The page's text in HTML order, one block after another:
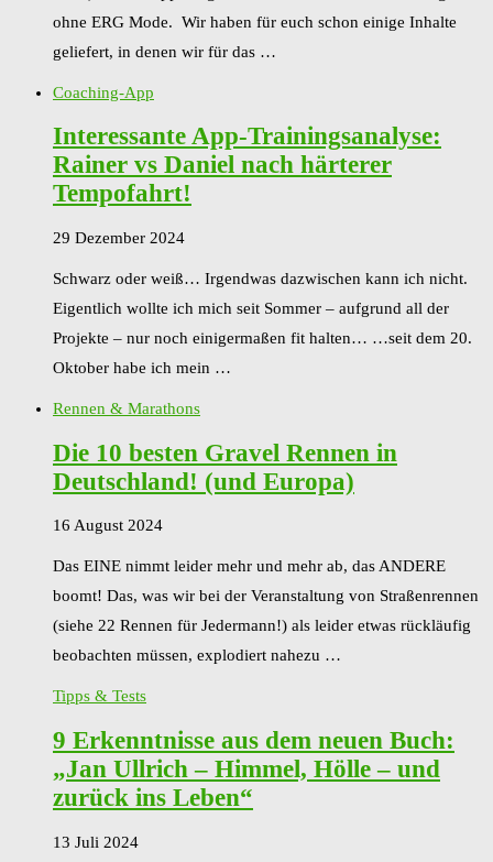
ohne ERG Mode. Wir haben für euch schon einige Inhalte
geliefert, in denen wir für das …
Coaching-App
Interessante App-Trainingsanalyse:
Rainer vs Daniel nach härterer
Tempofahrt!
29 Dezember 2024
Schwarz oder weiß… Irgendwas dazwischen kann ich nicht.
Eigentlich wollte ich mich seit Sommer – aufgrund all der
Projekte – nur noch einigermaßen fit halten… …seit dem 20.
Oktober habe ich mein …
Rennen & Marathons
Die 10 besten Gravel Rennen in
Deutschland! (und Europa)
16 August 2024
Das EINE nimmt leider mehr und mehr ab, das ANDERE
boomt! Das, was wir bei der Veranstaltung von Straßenrennen
(siehe 22 Rennen für Jedermann!) als leider etwas rückläufig
beobachten müssen, explodiert nahezu …
Tipps & Tests
9 Erkenntnisse aus dem neuen Buch:
„Jan Ullrich – Himmel, Hölle – und
zurück ins Leben“
13 Juli 2024